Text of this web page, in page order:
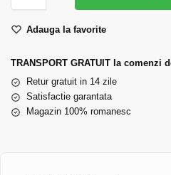
Adauga la favorite
TRANSPORT GRATUIT la comenzi
Retur gratuit in 14 zile
Satisfactie garantata
Magazin 100% romanesc